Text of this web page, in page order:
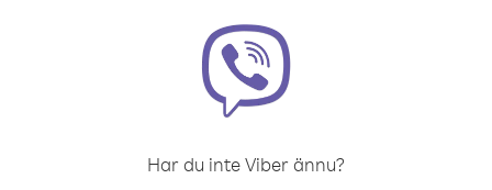
Har du inte Viber ännu?